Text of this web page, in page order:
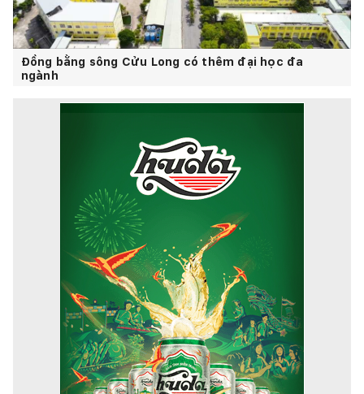
Đồng bằng sông Cửu Long có thêm đại học đa
ngành